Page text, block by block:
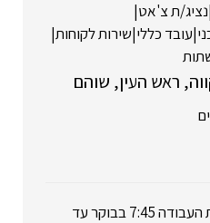
|נציג/ת צ'אט|
|עובד כללי|שירות לקוחות|
ראש העין שוהם
משרה מלאה גמישות בשעות העבודה 7:45 בבוקר עד